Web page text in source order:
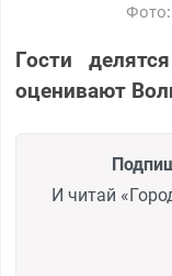
Фото:
Гости
оценивают
И читай